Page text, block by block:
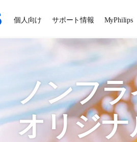
個人向け サポート情報 MyPhilips
ノンフラ
オリジ